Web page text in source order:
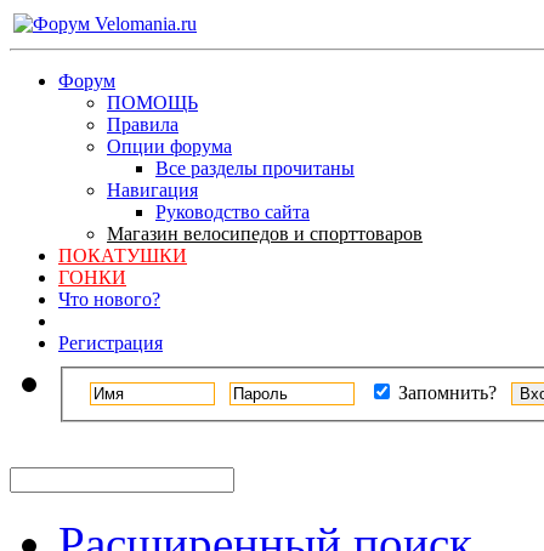
Форум
ПОМОЩЬ
Правила
Опции форума
Все разделы прочитаны
Навигация
Руководство сайта
Магазин велосипедов и спорттоваров
ПОКАТУШКИ
ГОНКИ
Что нового?
Регистрация
Запомнить?